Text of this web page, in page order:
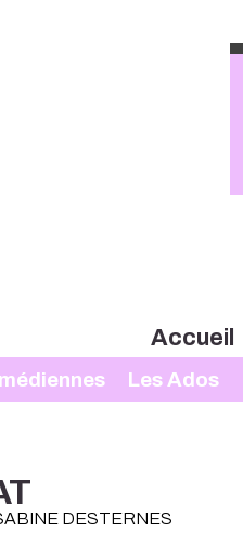
Accueil
Les Ados
DESTERNES